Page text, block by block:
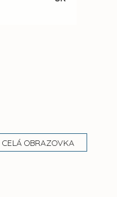
CELÁ OBRAZOVKA